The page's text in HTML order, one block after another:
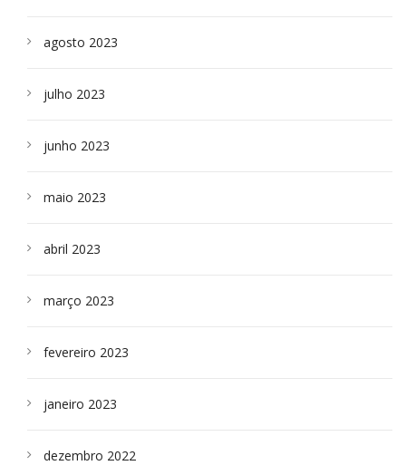
agosto 2023
julho 2023
junho 2023
maio 2023
abril 2023
março 2023
fevereiro 2023
janeiro 2023
dezembro 2022